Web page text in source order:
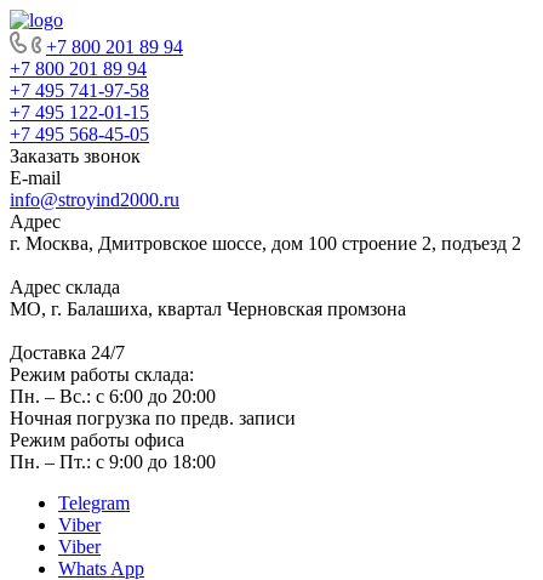
+7 800 201 89 94
+7 800 201 89 94
+7 495 741-97-58
+7 495 122-01-15
+7 495 568-45-05
Заказать звонок
E-mail
info@stroyind2000.ru
Адрес
г. Москва, Дмитровское шоссе, дом 100 строение 2, подъезд 2
Адрес склада
МО, г. Балашиха, квартал Черновская промзона
Доставка 24/7
Режим работы склада:
Пн. – Вс.: с 6:00 до 20:00
Ночная погрузка по предв. записи
Режим работы офиса
Пн. – Пт.: с 9:00 до 18:00
Telegram
Viber
Viber
Whats App